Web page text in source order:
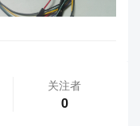
关注者
0